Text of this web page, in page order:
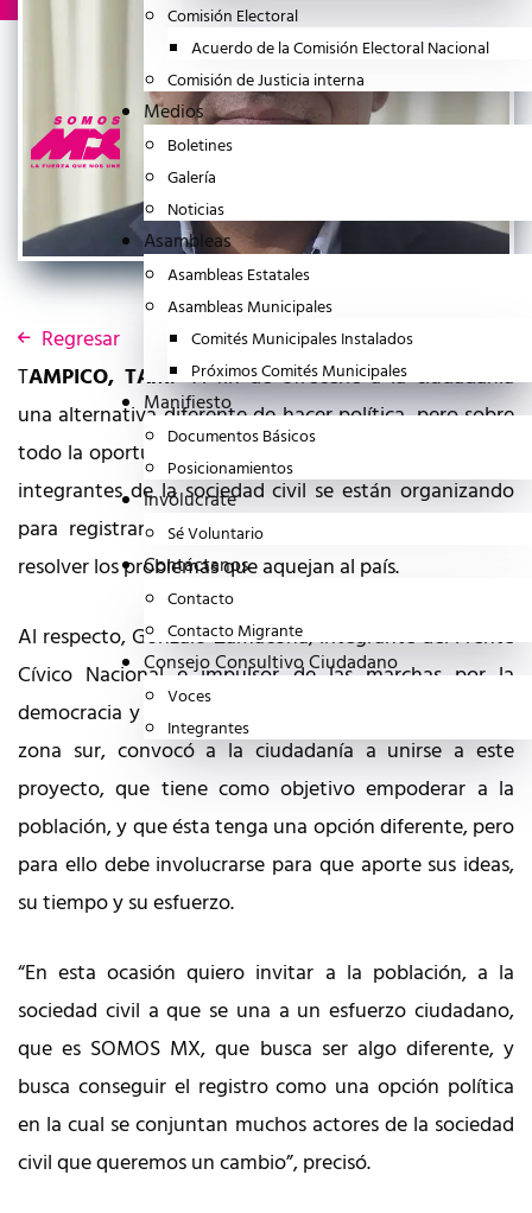
Comisión Electoral
Acuerdo de la Comisión Electoral Nacional
Comisión de Justicia interna
Medios
Boletines
Galería
Noticias
Asambleas
Asambleas Estatales
Asambleas Municipales
Comités Municipales Instalados
Próximos Comités Municipales
Manifiesto
Documentos Básicos
Posicionamientos
Invólucrate
Sé Voluntario
Contáctanos
Contacto
Contacto Migrante
Consejo Consultivo Ciudadano
Voces
Integrantes
Regresar
TAMPICO, TAM.-A fin de ofrecerle a la ciudadanía
una alternativa diferente de hacer política, pero sobre
todo la oportunidad real de empoderar a la población;
integrantes de la sociedad civil se están organizando
para registrar una opción que se preocupe por los
resolver los problemas que aquejan al país.
Al respecto, Gonzalo Zamacona, integrante del Frente
Cívico Nacional e impulsor de las marchas por la
democracia y por los derechos de la ciudadanía en la
zona sur, convocó a la ciudadanía a unirse a este
proyecto, que tiene como objetivo empoderar a la
población, y que ésta tenga una opción diferente, pero
para ello debe involucrarse para que aporte sus ideas,
su tiempo y su esfuerzo.
“En esta ocasión quiero invitar a la población, a la
sociedad civil a que se una a un esfuerzo ciudadano,
que es SOMOS MX, que busca ser algo diferente, y
busca conseguir el registro como una opción política
en la cual se conjuntan muchos actores de la sociedad
civil que queremos un cambio”, precisó.